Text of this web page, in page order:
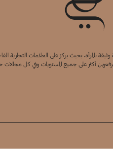
بالمرأة، بحيث يركز على العلامات التجارية
أكثر على جميع المستويات وفي كل مجالات